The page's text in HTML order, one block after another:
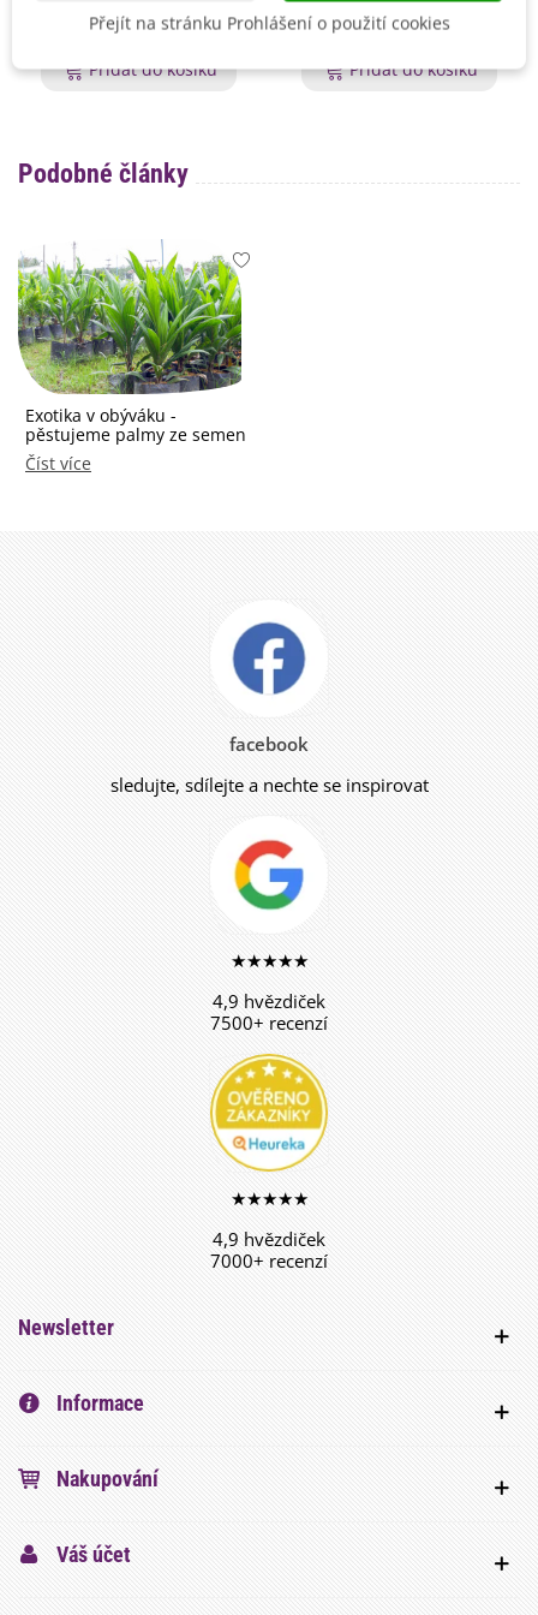
195 Kč
Přidat do košíku
62 Kč
Přidat do košíku
Podobné články
Exotika v obýváku -
pěstujeme palmy ze semen
Číst více
facebook
sledujte, sdílejte a nechte se inspirovat
★★★★★
4,9 hvězdiček
7500+ recenzí
★★★★★
4,9 hvězdiček
7000+ recenzí
Newsletter
Informace
Nakupování
Váš účet
Přejít na stránku Prohlášení o použití cookies